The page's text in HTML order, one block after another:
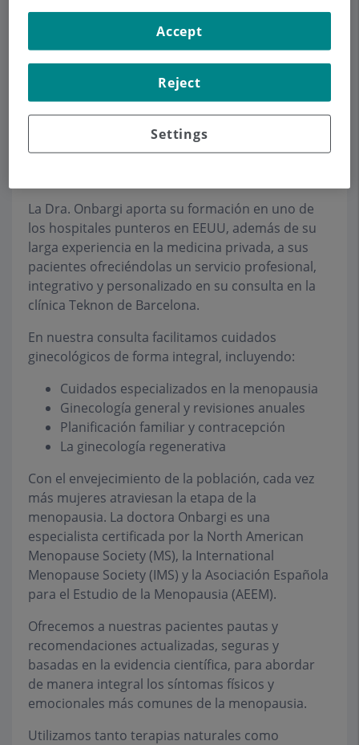
hacer su residencia en obstetricia y ginecología
en la Prentice Women’s Hospital (Northwestern
University), ambos en Chicago.
Es diplomada, desde 1995, por el American Board
of Obstetrics and Gynecology (ABOG) y es
miembro del American College of Obstetrics and
Gynecology (ACOG), así como de varias
asociaciones de prestigio norteamericanas y
La Dra. Onbargi aporta su formación en uno de
los hospitales punteros en EEUU, además de su
larga experiencia en la medicina privada, a sus
pacientes ofreciéndolas un servicio profesional,
integrativo y personalizado en su consulta en la
clínica Teknon de Barcelona.
En nuestra consulta facilitamos cuidados
ginecológicos de forma integral, incluyendo:
Cuidados especializados en la menopausia
Ginecología general y revisiones anuales
Planificación familiar y contracepción
La ginecología regenerativa
Con el envejecimiento de la población, cada vez
más mujeres atraviesan la etapa de la
menopausia. La doctora Onbargi es una
especialista certificada por la North American
Menopause Society (MS), la International
Menopause Society (IMS) y la Asociación Española
para el Estudio de la Menopausia (AEEM).
Ofrecemos a nuestras pacientes pautas y
recomendaciones actualizadas, seguras y
basadas en la evidencia científica, para abordar
de manera integral los síntomas físicos y
emocionales más comunes de la menopausia.
Utilizamos tanto terapias naturales como
Settings
Reject
Accept